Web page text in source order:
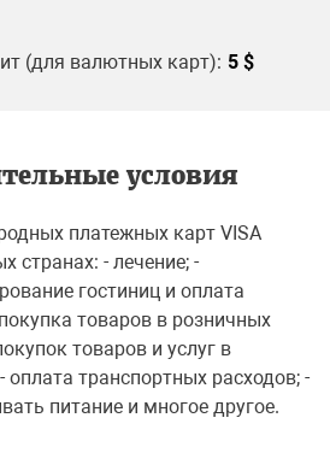
(для валютных карт): 5 $
условия
платежных карт VISA
странах: - лечение; -
гостиниц и оплата
товаров в розничных
товаров и услуг в
оплата транспортных расходов; -
питание и многое другое.